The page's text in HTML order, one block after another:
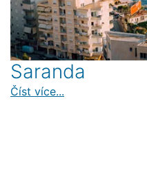
Saranda
Číst více...